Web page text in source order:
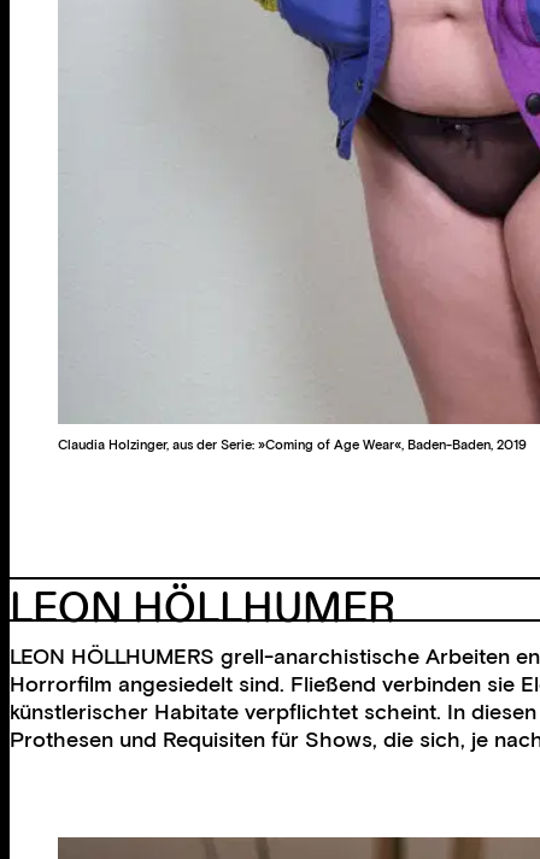
Claudia Holzinger, aus der Serie: »Coming of Age Wear«, Baden-Baden, 2019
LEON HÖLLHUMER
LEON HÖLLHUMERS grell-anarchistische Arbeiten
Horrorfilm angesiedelt sind. Fließend verbinden sie
künstlerischer Habitate verpflichtet scheint. In
Prothesen und Requisiten für Shows, die sich, je